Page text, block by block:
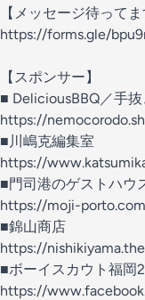
【メッセージ待ってま
https://forms.gle/
【スポンサー】
■ DeliciousBBQ／手
https://
■川嶋克編集室
https://
■門司港のゲストハウ
https://moji-
■錦山商店
https://
■ボーイスカウト福岡
https://